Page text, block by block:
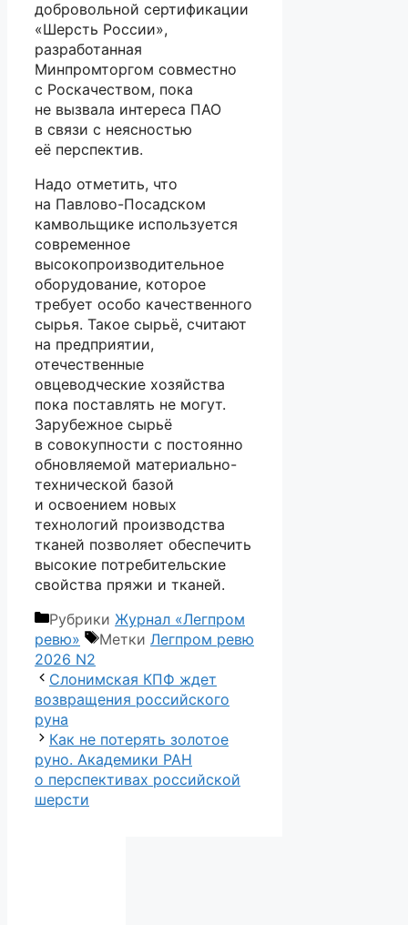
добровольной сертификации
«Шерсть России»,
разработанная
Минпромторгом совместно
с Роскачеством, пока
не вызвала интереса ПАО
в связи с неясностью
её перспектив.
Надо отметить, что
на Павлово-Посадском
камвольщике используется
современное
высокопроизводительное
оборудование, которое
требует особо качественного
сырья. Такое сырьё, считают
на предприятии,
отечественные
овцеводческие хозяйства
пока поставлять не могут.
Зарубежное сырьё
в совокупности с постоянно
обновляемой материально-
технической базой
и освоением новых
технологий производства
тканей позволяет обеспечить
высокие потребительские
свойства пряжи и тканей.
Рубрики Журнал «Легпром
ревю»
Метки Легпром ревю
2026 N2
Слонимская КПФ ждет
возвращения российского
руна
Как не потерять золотое
руно. Академики РАН
о перспективах российской
шерсти